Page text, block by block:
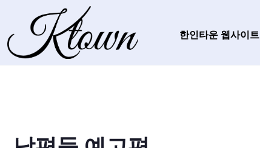
한인타운 웹사이트